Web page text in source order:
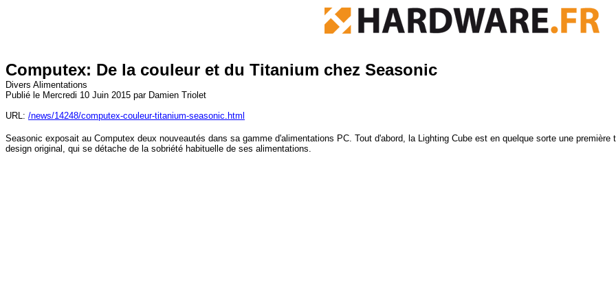
Computex: De la couleur et du Titanium chez Seasonic
Divers Alimentations
Publié le Mercredi 10 Juin 2015 par Damien Triolet
URL: /news/14248/computex-couleur-titanium-seasonic.html
Seasonic exposait au Computex deux nouveautés dans sa gamme d'alimentations PC. Tout d'abord, la Lighting Cube est en quelque sorte une
design original, qui se détache de la sobriété habituelle de ses alimentations.